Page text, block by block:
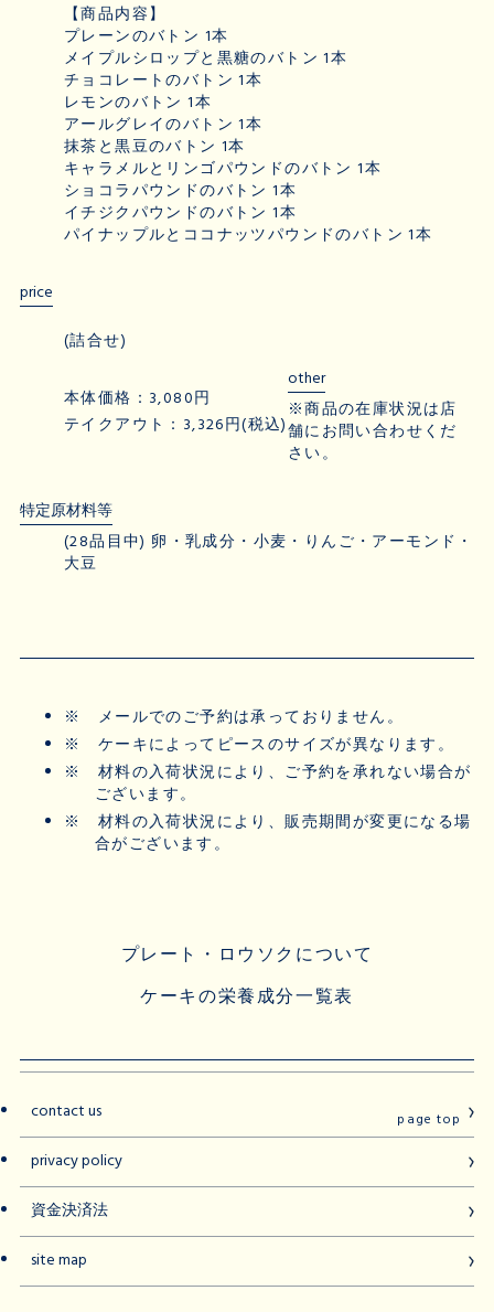
【商品内容】
プレーンのバトン 1本
メイプルシロップと黒糖のバトン 1本
チョコレートのバトン 1本
レモンのバトン 1本
アールグレイのバトン 1本
抹茶と黒豆のバトン 1本
キャラメルとリンゴパウンドのバトン 1本
ショコラパウンドのバトン 1本
イチジクパウンドのバトン 1本
パイナップルとココナッツパウンドのバトン 1本
price
(詰合せ)
本体価格：3,080円
テイクアウト：3,326円(税込)
other
※商品の在庫状況は店
舗にお問い合わせくだ
さい。
特定原材料等
(28品目中) 卵・乳成分・小麦・りんご・アーモンド・
大豆
※ メールでのご予約は承っておりません。
※ ケーキによってピースのサイズが異なります。
※ 材料の入荷状況により、ご予約を承れない場合が
ございます。
※ 材料の入荷状況により、販売期間が変更になる場
合がございます。
プレート・ロウソクについて
ケーキの栄養成分一覧表
page top
contact us
privacy policy
資金決済法
site map